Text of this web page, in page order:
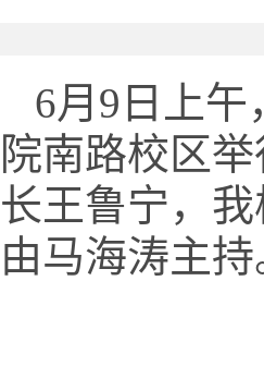
6月9日上
院南路校区
长王鲁宁，
由马海涛主持